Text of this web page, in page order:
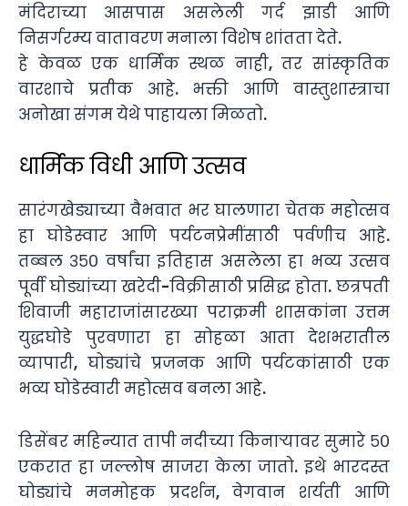
मंदिराच्या आसपास असलेली गर्द झाडी आणि
निसर्गरम्य वातावरण मनाला विशेष शांतता देते.
हे केवळ एक धार्मिक स्थळ नाही, तर सांस्कृतिक
वारशाचे प्रतीक आहे. भक्ती आणि वास्तुशास्त्राचा
अनोखा संगम येथे पाहायला मिळतो.
धार्मिक विधी आणि उत्सव
सारंगखेड्याच्या वैभवात भर घालणारा चेतक महोत्सव
हा घोडेस्वार आणि पर्यटनप्रेमींसाठी पर्वणीच आहे.
तब्बल ३५० वर्षांचा इतिहास असलेला हा भव्य उत्सव
पूर्वी घोड्यांच्या खरेदी-विक्रीसाठी प्रसिद्ध होता. छत्रपती
शिवाजी महाराजांसारख्या पराक्रमी शासकांना उत्तम
युद्धघोडे पुरवणारा हा सोहळा आता देशभरातील
व्यापारी, घोड्यांचे प्रजनक आणि पर्यटकांसाठी एक
भव्य घोडेस्वारी महोत्सव बनला आहे.
डिसेंबर महिन्यात तापी नदीच्या किनाऱ्यावर सुमारे ५०
एकरात हा जल्लोष साजरा केला जातो. इथे भारदस्त
घोड्यांचे मनमोहक प्रदर्शन, वेगवान शर्यती आणि